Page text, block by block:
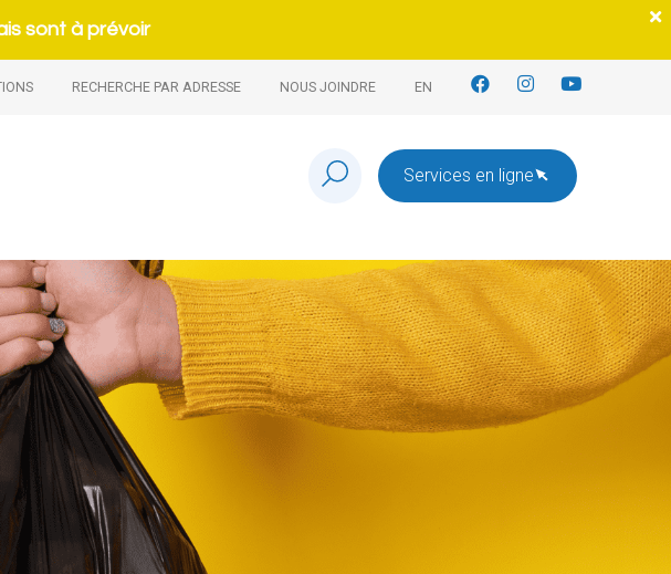
sont à prévoir
RECHERCHE PAR ADRESSE NOUS JOINDRE EN
Services en ligne